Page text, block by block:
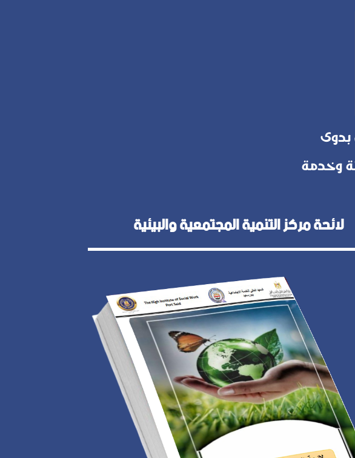
وخدمة
لائحة مركز التنمية المجتمعية والبيئية